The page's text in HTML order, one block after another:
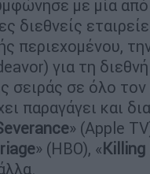
με μία από
διεθνείς
περιεχομένου,
για τη
σειράς σε όλο
παραγάγει και
» (Apple
» (HBO), «Killing